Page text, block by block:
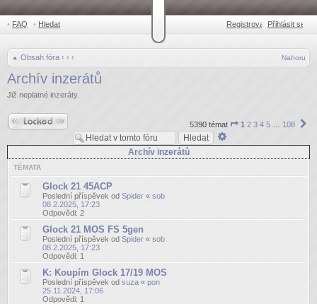
• FAQ • Hledat Registrovat •Přihlásit se
Obsah fóra ‹ ‹ ‹ Nahoru
Archív inzerátů
Již neplatné inzeráty.
5390 témat Stránka
108
1 2 3 4 5 108
Fórum je
zamknuté
hledání
Archív inzerátů
TÉMATA
Glock 21 45ACP
Poslední příspěvek od Spider « sob
08.2.2025, 17:23
Odpovědi: 2
Glock 21 MOS FS 5gen
Poslední příspěvek od Spider « sob
08.2.2025, 17:23
Odpovědi: 1
K: Koupím Glock 17/19 MOS
Poslední příspěvek od suza « pon
25.11.2024, 17:06
Odpovědi: 1